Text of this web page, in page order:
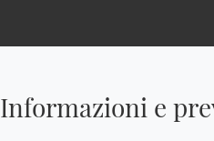
Informazioni e